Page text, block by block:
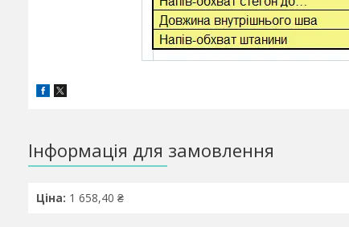
Інформація для замовлення
Ціна: 1 658,40 ₴